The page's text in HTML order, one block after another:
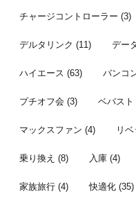
チャージコントローラー (3)
デルタリンク (11) デー
ハイエース (63) バンコ
プチオフ会 (3) ベバスト
マックスファン (4) リベ
乗り換え (8) 入庫 (4)
家族旅行 (4) 快適化 (35)